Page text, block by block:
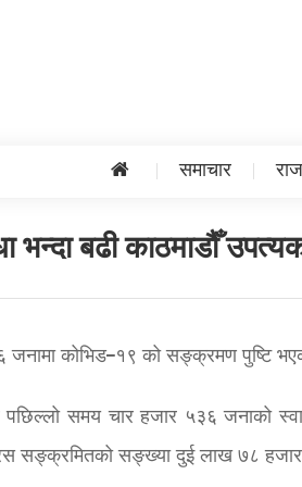
समाचार
भन्दा बढी काठमाडौँ
जनामा कोभिड–१९ को सङ्क्रमण पुष्टि
समय चार हजार ५३६ जनाको
सङ्क्रमितको सङ्ख्या दुई लाख ७८